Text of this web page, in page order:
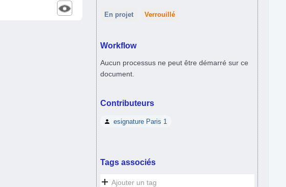
En projet Verrouillé
Workflow
Aucun processus ne peut être démarré sur ce
document.
Contributeurs
esignature Paris 1
Tags associés